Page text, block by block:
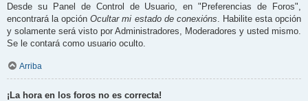
Desde su Panel de Control de Usuario, en "Preferencias de Foros",
encontrará la opciónOcultar mi estado de conexións . Habilite esta opción
y solamente será visto por Administradores, Moderadores y usted mismo.
Se le contará como usuario oculto.
Arriba
¡La hora en los foros no es correcta!